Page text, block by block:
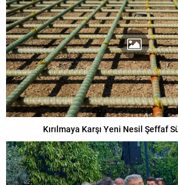
Kırılmaya Karşı Yeni Nesil Şeffaf